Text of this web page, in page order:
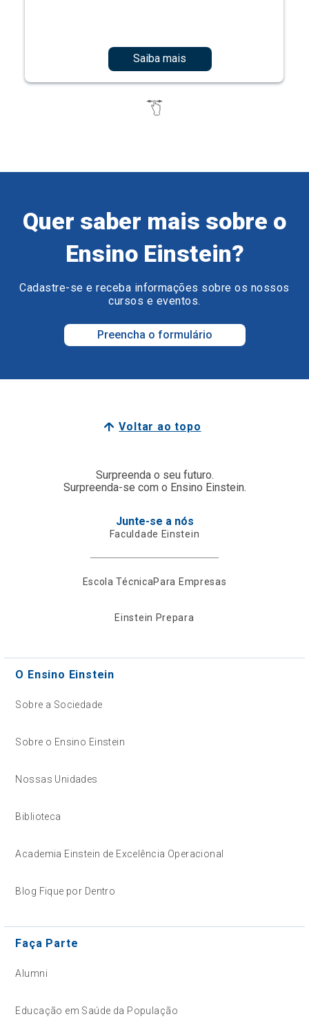
Saiba mais
Quer saber mais sobre o
Ensino Einstein?
Cadastre-se e receba informações sobre os nossos
cursos e eventos.
Preencha o formulário
Voltar ao topo
Surpreenda o seu futuro.
Surpreenda-se com o Ensino Einstein.
Junte-se a nós
Faculdade Einstein
Escola TécnicaPara Empresas
Einstein Prepara
O Ensino Einstein
Sobre a Sociedade
Sobre o Ensino Einstein
Nossas Unidades
Biblioteca
Academia Einstein de Excelência Operacional
Blog Fique por Dentro
Faça Parte
Alumni
Educação em Saúde da População